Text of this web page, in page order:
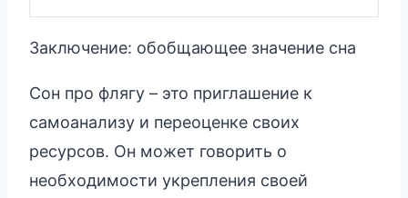
Заключение: обобщающее значение сна
Сон про флягу – это приглашение к
самоанализу и переоценке своих
ресурсов. Он может говорить о
необходимости укрепления своей